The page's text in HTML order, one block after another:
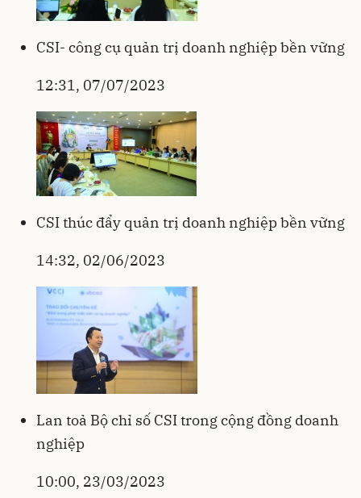
CSI- công cụ quản trị doanh nghiệp bền vững
12:31, 07/07/2023
CSI thúc đẩy quản trị doanh nghiệp bền vững
14:32, 02/06/2023
Lan toả Bộ chỉ số CSI trong cộng đồng doanh
nghiệp
10:00, 23/03/2023